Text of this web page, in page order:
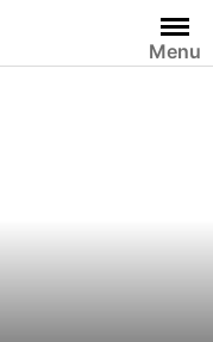
Menu